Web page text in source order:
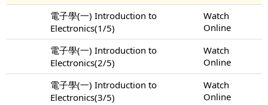
電子學(一) Introduction to
Electronics(1/5)
Watch
Online
電子學(一) Introduction to
Electronics(2/5)
Watch
Online
電子學(一) Introduction to
Electronics(3/5)
Watch
Online